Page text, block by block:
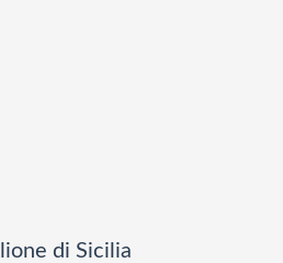
di Sicilia